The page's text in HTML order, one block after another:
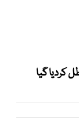
کردیا گیا